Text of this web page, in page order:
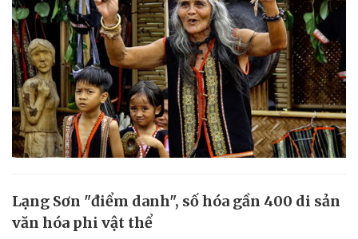
Lạng Sơn "điểm danh", số hóa gần 400 di sản
văn hóa phi vật thể